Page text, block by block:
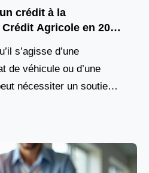
crédit à la
Agricole en 2026
s’agisse d’une
de véhicule ou d’une
nécessiter un soutien